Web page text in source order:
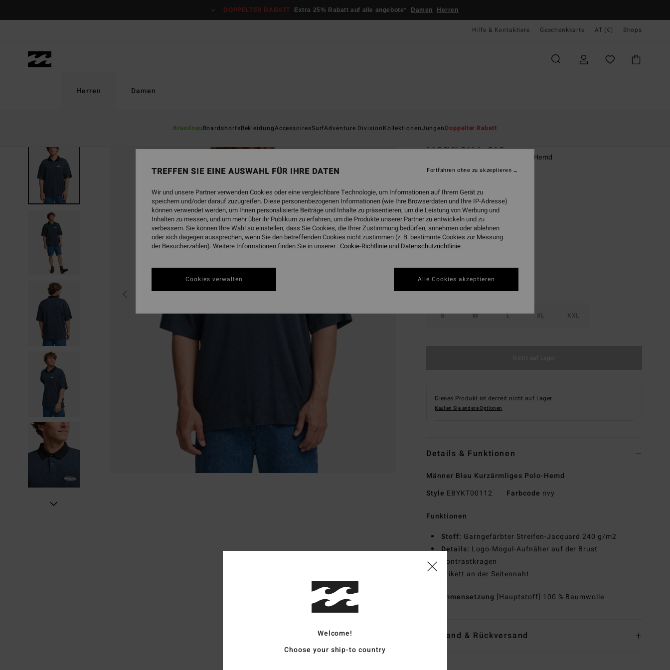
DOPPELTER RABATT Extra 25% Rabatt auf alle angebote* Damen Herren
Hilfe & Kontaktiere Geschenkkarte AT (€) Shops
Herren
BrandneuBoardshortsBekleidungAccessoiresSurfAdventure DivisionKollektionenJungenDoppelter Rabatt
Damen
Neutron Polo
Männer Blau Kurzärmliges Polo-Hemd
(1 Bewertungen)
€ 45,95
DOPPELTER RABATT EXTRA 25%
FarbeNavy
S M L XL XXL
Dieses Produkt ist derzeit nicht auf Lager.
Kaufen Sie andere Optionen
Details & Funktionen
Männer Blau Kurzärmliges Polo-Hemd
Style EBYKT00112 Farbcode nvy
Funktionen
Stoff: Garngefärbter Streifen-Jacquard 240 g/m2
Details: Logo-Mogul-Aufnäher auf der Brust
Kontrastkragen
Etikett an der Seitennaht
Zusammensetzung [Hauptstoff] 100 % Baumwolle
Versand & Rückversand
Welcome!
Choose your ship-to country
TREFFEN SIE EINE AUSWAHL FÜR IHRE DATEN
Wir und unsere Partner verwenden Cookies oder eine vergleichbare Technologie, um Informationen auf Ihrem Gerät zu
speichern und/oder darauf zuzugreifen. Diese personenbezogenen Informationen (wie Ihre Browserdaten und Ihre IP-Adresse)
können verwendet werden, um Ihnen personalisierte Beiträge und Inhalte zu präsentieren, um die Leistung von Werbung und
Inhalten zu messen, und um mehr über ihr Publikum zu erfahren, um die Produkte unserer Partner zu entwickeln und zu
verbessern. Sie können Ihre Wahl so einstellen, dass Sie Cookies, die Ihrer Zustimmung bedürfen, annehmen oder ablehnen
oder sich dagegen aussprechen, wenn Sie den betreffenden Cookies nicht zustimmen (z. B. bestimmte Cookies zur Messung
der Besucherzahlen). Weitere Informationen finden Sie in unserer :Cookie-Richtlinie und Datenschutzrichtlinie
Cookies verwalten
Fortfahren ohne zu akzeptieren
Alle Cookies akzeptieren